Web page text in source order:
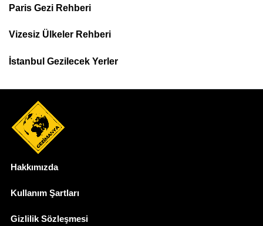
Top
Menu
Paris Gezi Rehberi
Vizesiz Ülkeler Rehberi
İstanbul Gezilecek Yerler
Hakkımızda
Kullanım Şartları
Gizlilik Sözleşmesi